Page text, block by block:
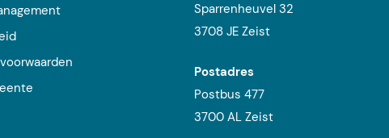
Sparrenheuvel 32
3708 JE Zeist
Postadres
Postbus 477
3700 AL Zeist